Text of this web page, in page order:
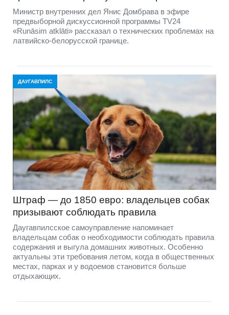
Министр внутренних дел Янис Домбрава в эфире
предвыборной дискуссионной программы TV24
«Runāsim atklāti» рассказал о технических проблемах на
латвийско-белорусской границе.
ДАУГАВПИЛС
Штраф — до 1850 евро: владельцев собак
призывают соблюдать правила
Даугавпилсское самоуправление напоминает
владельцам собак о необходимости соблюдать правила
содержания и выгула домашних животных. Особенно
актуальны эти требования летом, когда в общественных
местах, парках и у водоемов становится больше
отдыхающих.